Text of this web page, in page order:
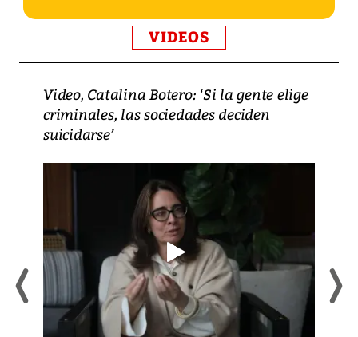
VIDEOS
Video, Catalina Botero: ‘Si la gente elige
criminales, las sociedades deciden
suicidarse’